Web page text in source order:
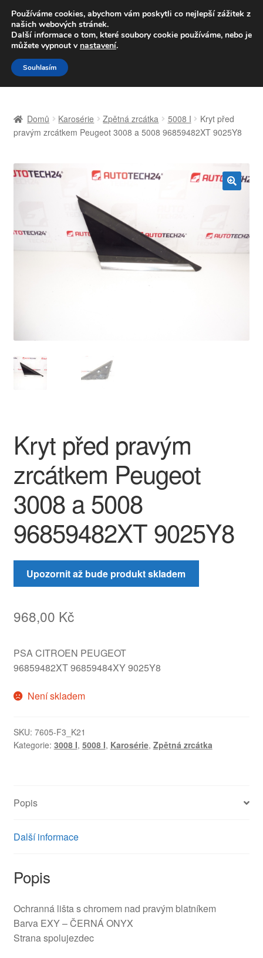
DOPRAVA od 139,-Kč
Volejte po-pá 9-16 704 494 494
Přeskočit
na
navigaci
Přejít
k
obsahu
Celosvětová doprava
Platby
Reklamace
Reklamační řád
Vrakoviště Citroën
Domů Karosérie Zpětná zrcátka 5008 I
Kryt před
pravým zrcátkem Peugeot 3008 a 5008 96859482XT 9025Y8
Kryt před pravým
zrcátkem Peugeot
3008 a 5008
96859482XT 9025Y8
Upozornit až bude produkt skladem
968,00 Kč
PSA CITROEN PEUGEOT
96859482XT 96859484XY 9025Y8
Není skladem
SKU: 7605-F3_K21
Kategorie: 3008 I, 5008 I, Karosérie, Zpětná zrcátka
Popis
Další informace
Popis
Ochranná lišta s chromem nad pravým blatníkem
Barva EXY – ČERNÁ ONYX
Strana spolujezdec
Používáme cookies, abychom vám poskytli co nejlepší zážitek z
našich webových stránek.
Další informace o tom, které soubory cookie používáme, nebo je
můžete vypnout v nastavení.
Souhlasím